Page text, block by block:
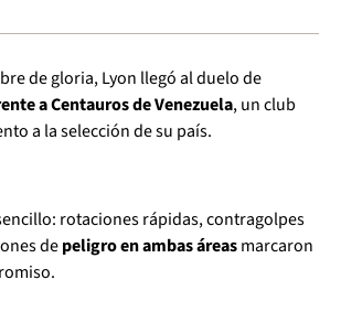
de gloria, Lyon llegó al duelo de
a Centauros de Venezuela, un club
a la selección de su país.
rotaciones rápidas, contragolpes
depeligro en ambas áreasmarcaron